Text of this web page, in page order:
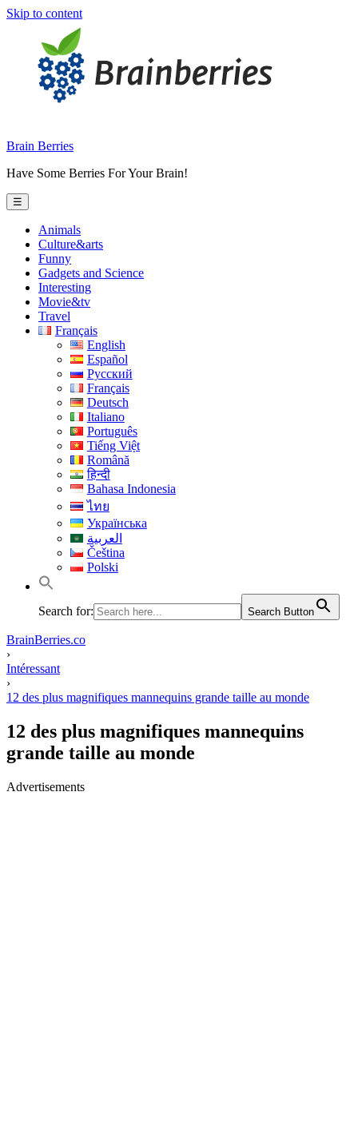
Skip to content
Brain Berries
Have Some Berries For Your Brain!
☰
Animals
Culture&arts
Funny
Gadgets and Science
Interesting
Movie&tv
Travel
Français
English
Español
Русский
Français
Deutsch
Italiano
Português
Tiếng Việt
Română
हिन्दी
Bahasa Indonesia
ไทย
Українська
العربية
Čeština
Polski
Search for: Search Button
BrainBerries.co
›
Intéressant
›
12 des plus magnifiques mannequins grande taille au monde
12 des plus magnifiques mannequins
grande taille au monde
Advertisements